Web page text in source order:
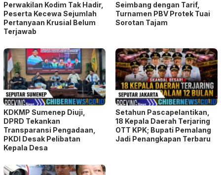
Perwakilan Kodim Tak Hadir,
Peserta Kecewa Sejumlah
Pertanyaan Krusial Belum
Terjawab
Seimbang dengan Tarif,
Turnamen PBV Protek Tuai
Sorotan Tajam
KDKMP Sumenep Diuji,
DPRD Tekankan
Transparansi Pengadaan,
PKDI Desak Pelibatan
Kepala Desa
Setahun Pascapelantikan,
18 Kepala Daerah Terjaring
OTT KPK; Bupati Pemalang
Jadi Penangkapan Terbaru